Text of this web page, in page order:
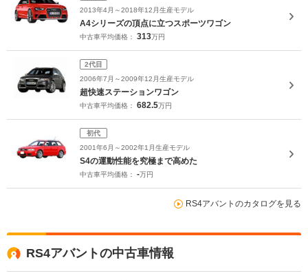
2013年4月～2018年12月生産モデル
A4シリーズの頂点に立つスポーツワゴン
中古車平均価格： 313万円
2代目
2006年7月～2009年12月生産モデル
超快速ステーションワゴン
中古車平均価格： 682.5万円
初代
2001年6月～2002年1月生産モデル
S4の運動性能を究極まで高めた
中古車平均価格： -万円
RS4アバントのカタログを見る
RS4アバントの中古車情報